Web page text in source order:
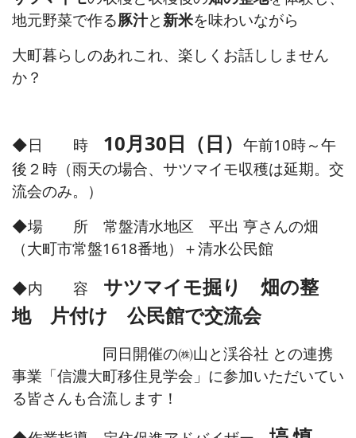
地元野菜で作る豚汁と 新米を味わいながら
大町暮らしのあれこれ、楽しくお話ししません
か？
◆日 時 10月30日（日） 午前10時～午
後２時（雨天の場合、サツマイモ収穫は延期。交
流会のみ。）
◆場 所 常盤清水地区 平出 亨さんの畑
（大町市常盤1618番地）＋清水公民館
◆内 容 サツマイモ掘り 畑の整
地 片付け 公民館で交流会
同日開催の㈱山と渓谷社 との連携
事業「信濃大町移住見学会」に参加いただいてい
る皆さんも合流します！